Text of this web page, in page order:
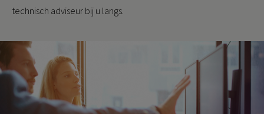
technisch adviseur bij u langs.